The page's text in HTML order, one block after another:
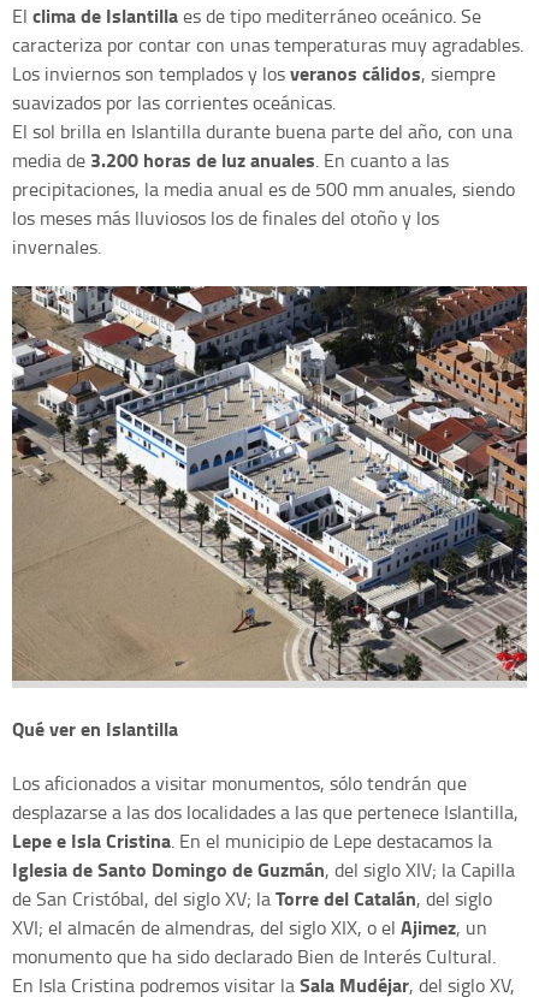
El clima de Islantillaes de tipo mediterráneo oceánico. Se
caracteriza por contar con unas temperaturas muy agradables.
Los inviernos son templados y losveranos cálidos, siempre
suavizados por las corrientes oceánicas.
El sol brilla en Islantilla durante buena parte del año, con una
media de 3.200 horas de luz anuales. En cuanto a las
precipitaciones, la media anual es de 500 mm anuales, siendo
los meses más lluviosos los de finales del otoño y los
invernales.
Qué ver en Islantilla
Los aficionados a visitar monumentos, sólo tendrán que
desplazarse a las dos localidades a las que pertenece Islantilla,
Lepe e Isla Cristina. En el municipio de Lepe destacamos la
Iglesia de Santo Domingo de Guzmán, del siglo XIV; la Capilla
de San Cristóbal, del siglo XV; laTorre del Catalán, del siglo
XVI; el almacén de almendras, del siglo XIX, o el Ajimez, un
monumento que ha sido declarado Bien de Interés Cultural.
En Isla Cristina podremos visitar laSala Mudéjar, del siglo XV,